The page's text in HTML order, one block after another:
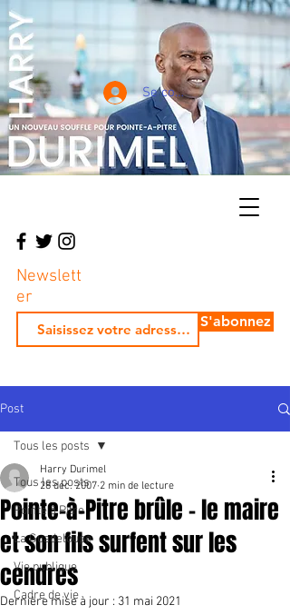
Se connecter
Newslett
er
S'abonnez
Post
Tous les posts
Pointe à Pitre
La Guadeloupe
Vie publique
Cadre de vie
Tous les posts
Pointe-à-Pitre brûle - le maire
et son fils surfent sur les
cendres
Harry Durimel
28 déc. 2007 2 min de lecture
Dernière mise à jour : 31 mai 2021